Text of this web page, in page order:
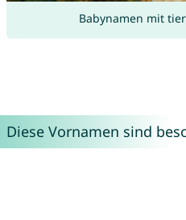
Babynamen mit
Diese Vornamen sind